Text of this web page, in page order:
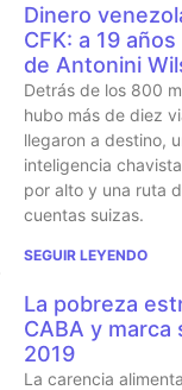
Dinero
CFK: a 19
de Antonini
Detrás de los 800
hubo más de diez
llegaron a destino,
inteligencia
por alto y una ruta
cuentas suizas.
SEGUIR LEYENDO
La pobreza
CABA y
2019
La carencia